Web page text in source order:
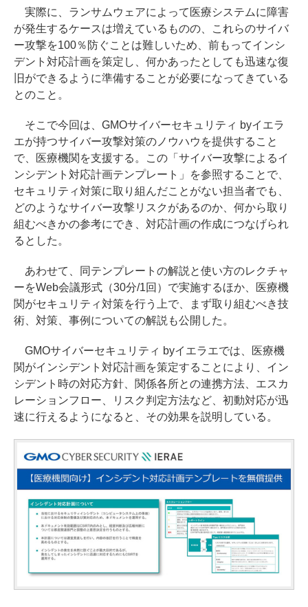
実際に、ランサムウェアによって医療システムに障害
が発生するケースは増えているものの、これらのサイバ
ー攻撃を100％防ぐことは難しいため、前もってインシ
デント対応計画を策定し、何かあったとしても迅速な復
旧ができるように準備することが必要になってきている
とのこと。
そこで今回は、GMOサイバーセキュリティ byイエラ
エが持つサイバー攻撃対策のノウハウを提供すること
で、医療機関を支援する。この「サイバー攻撃によるイ
ンシデント対応計画テンプレート」を参照することで、
セキュリティ対策に取り組んだことがない担当者でも、
どのようなサイバー攻撃リスクがあるのか、何から取り
組むべきかの参考にでき、対応計画の作成につなげられ
るとした。
あわせて、同テンプレートの解説と使い方のレクチャ
ーをWeb会議形式（30分/1回）で実施するほか、医療機
関がセキュリティ対策を行う上で、まず取り組むべき技
術、対策、事例についての解説も公開した。
GMOサイバーセキュリティ byイエラエでは、医療機
関がインシデント対応計画を策定することにより、イン
シデント時の対応方針、関係各所との連携方法、エスカ
レーションフロー、リスク判定方法など、初動対応が迅
速に行えるようになると、その効果を説明している。